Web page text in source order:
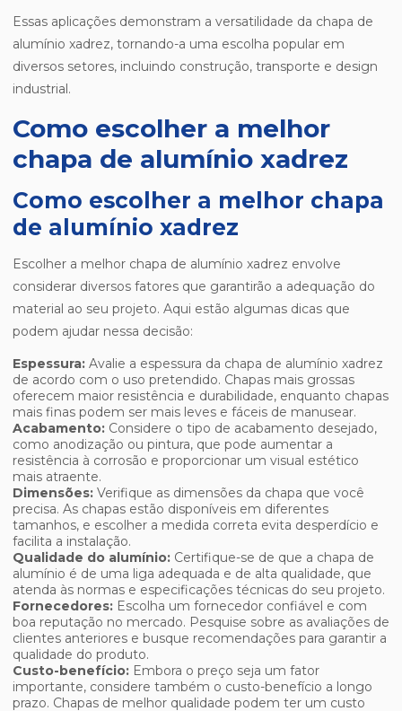
Essas aplicações demonstram a versatilidade da chapa de
alumínio xadrez, tornando-a uma escolha popular em
diversos setores, incluindo construção, transporte e design
industrial.
Como escolher a melhor
chapa de alumínio xadrez
Como escolher a melhor chapa
de alumínio xadrez
Escolher a melhor chapa de alumínio xadrez envolve
considerar diversos fatores que garantirão a adequação do
material ao seu projeto. Aqui estão algumas dicas que
podem ajudar nessa decisão:
Espessura: Avalie a espessura da chapa de alumínio xadrez
de acordo com o uso pretendido. Chapas mais grossas
oferecem maior resistência e durabilidade, enquanto chapas
mais finas podem ser mais leves e fáceis de manusear.
Acabamento: Considere o tipo de acabamento desejado,
como anodização ou pintura, que pode aumentar a
resistência à corrosão e proporcionar um visual estético
mais atraente.
Dimensões: Verifique as dimensões da chapa que você
precisa. As chapas estão disponíveis em diferentes
tamanhos, e escolher a medida correta evita desperdício e
facilita a instalação.
Qualidade do alumínio: Certifique-se de que a chapa de
alumínio é de uma liga adequada e de alta qualidade, que
atenda às normas e especificações técnicas do seu projeto.
Fornecedores: Escolha um fornecedor confiável e com
boa reputação no mercado. Pesquise sobre as avaliações de
clientes anteriores e busque recomendações para garantir a
qualidade do produto.
Custo-benefício: Embora o preço seja um fator
importante, considere também o custo-benefício a longo
prazo. Chapas de melhor qualidade podem ter um custo